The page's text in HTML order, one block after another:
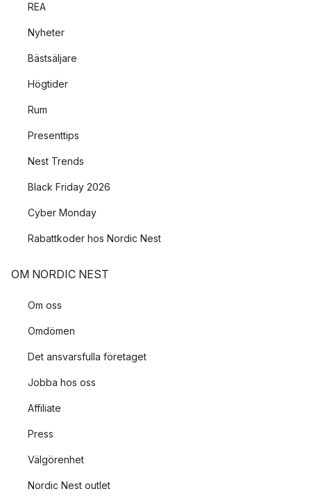
REA
Nyheter
Bästsäljare
Högtider
Rum
Presenttips
Nest Trends
Black Friday 2026
Cyber Monday
Rabattkoder hos Nordic Nest
OM NORDIC NEST
Om oss
Omdömen
Det ansvarsfulla företaget
Jobba hos oss
Affiliate
Press
Välgörenhet
Nordic Nest outlet